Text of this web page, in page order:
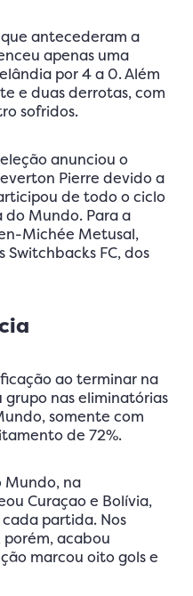
antecederam a
apenas uma
por 4 a 0. Além
e duas derrotas, com
sofridos.
anunciou o
Pierre devido a
de todo o ciclo
do Mundo. Para a
Michée Metusal,
FC, dos
ao terminar na
nas eliminatórias
somente com
de 72%.
Mundo, na
Curaçao e Bolívia,
partida. Nos
porém, acabou
marcou oito gols e